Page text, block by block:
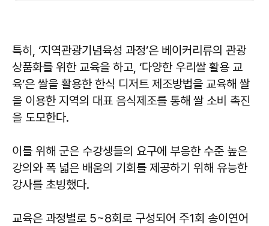
특히, ‘지역관광기념육성 과정’은 베이커리류의 관광
상품화를 위한 교육을 하고, ‘다양한 우리쌀 활용 교
육’은 쌀을 활용한 한식 디저트 제조방법을 교육해 쌀
을 이용한 지역의 대표 음식제조를 통해 쌀 소비 촉진
을 도모한다.
이를 위해 군은 수강생들의 요구에 부응한 수준 높은
강의와 폭 넓은 배움의 기회를 제공하기 위해 유능한
강사를 초빙했다.
교육은 과정별로 5~8회로 구성되어 주1회 송이연어